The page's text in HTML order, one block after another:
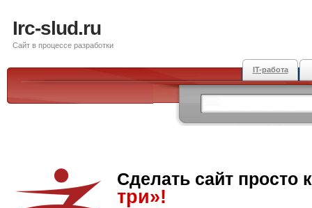
Irc-slud.ru
Сайт в процессе разработки
IT-работа
Сделать сайт просто
три»!